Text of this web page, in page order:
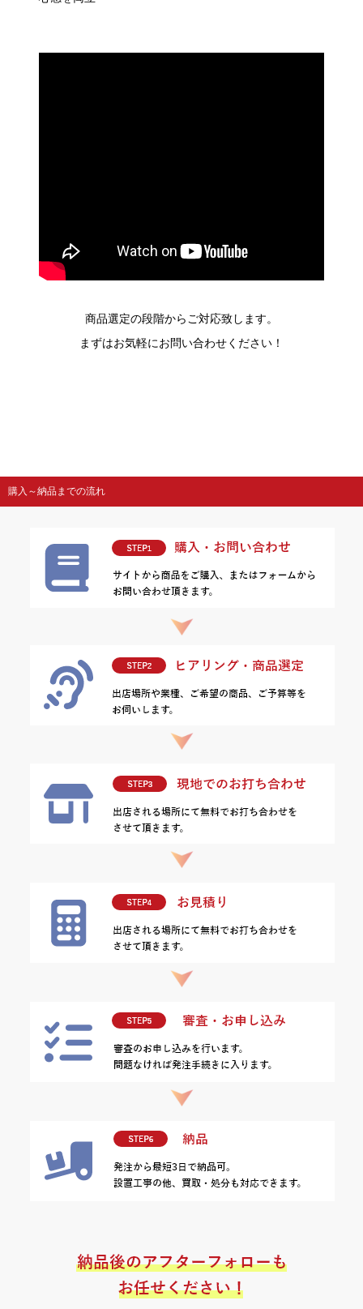
商品選定の段階からご対応致します。
まずはお気軽にお問い合わせください！
購入～納品までの流れ